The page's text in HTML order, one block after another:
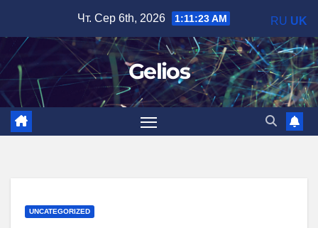
вмісту
Чт. Сер 6th, 2026 1:11:24 AM
Gelios
UNCATEGORIZED
RU UK